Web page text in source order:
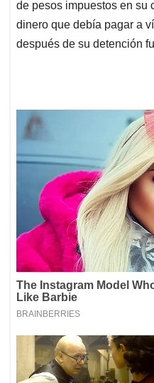
de pesos impuestos en su
dinero que debía pagar a
después de su detención